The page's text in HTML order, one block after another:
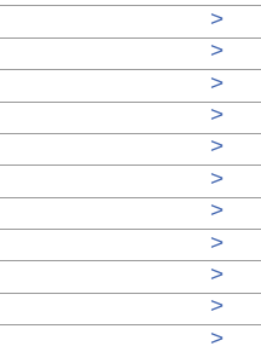
>
>
>
>
>
>
>
>
>
>
>